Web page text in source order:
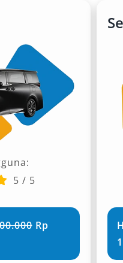
5 / 5
Rp